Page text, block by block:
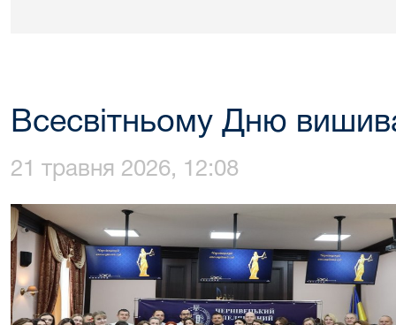
Всесвітньому Дню
21 травня 2026, 12:08